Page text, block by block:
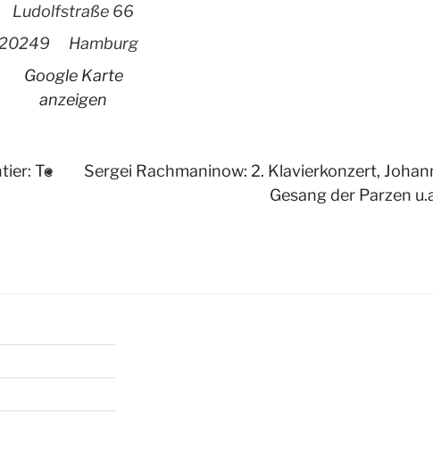
Ludolfstraße 66
Hamburg
Google Karte
anzeigen
Te
Sergei Rachmaninow: 2. Klavierkonzert,
Gesang der Parzen